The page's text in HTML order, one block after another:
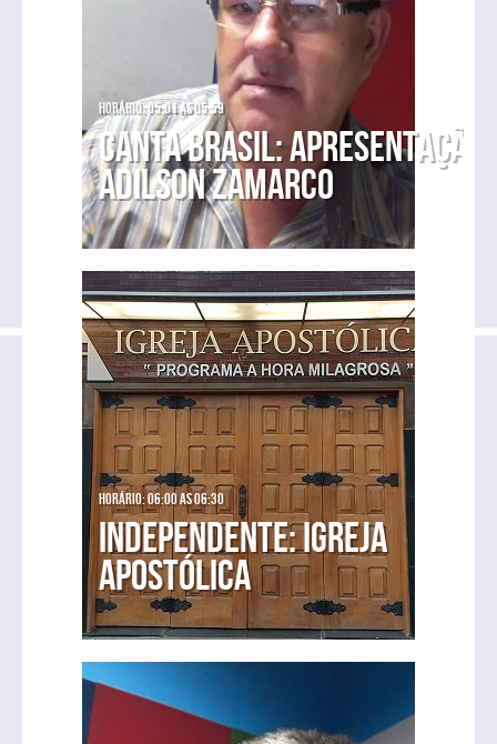
Horário: 05:01 as 05:59
Canta Brasil: Apresentação
Adilson Zamarco
Horário: 06:00 as 06:30
Independente: Igreja
Apostólica